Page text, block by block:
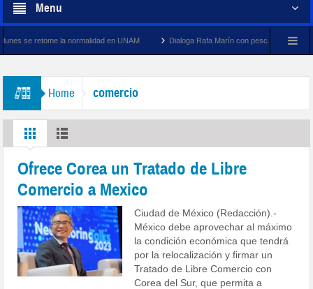
Menu
normalidad en UNAM Dialoga Rafa Marín con pescadores y cooperativistas
Home comercio
Ofrece Corea un Tratado de Libre
Comercio a Mexico
Ciudad de México (Redacción).-
México debe aprovechar al máximo
la condición económica que tendrá
por la relocalización y firmar un
Tratado de Libre Comercio con
Corea del Sur, que permita a